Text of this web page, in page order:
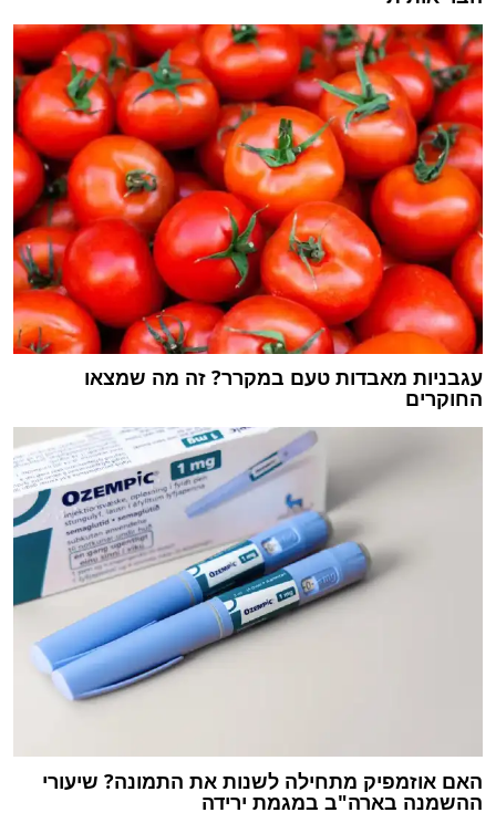
עגבניות מאבדות טעם במקרר? זה מה שמצאו
החוקרים
האם אוזמפיק מתחילה לשנות את התמונה? שיעורי
ההשמנה בארה"ב במגמת ירידה